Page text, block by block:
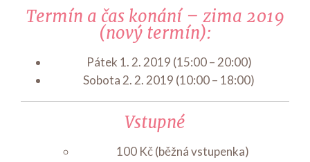
Termín a čas konání – zima 2019
(nový termín):
Pátek 1. 2. 2019 (15:00 – 20:00)
Sobota 2. 2. 2019 (10:00 – 18:00)
Vstupné
100 Kč (běžná vstupenka)